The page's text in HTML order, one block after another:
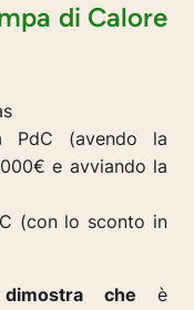
di Calore
PdC (avendo la
e avviando la
(con lo sconto in
che è